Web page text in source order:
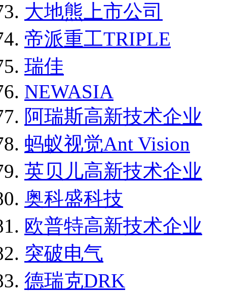
大地熊上市公司
帝派重工TRIPLE
瑞佳
NEWASIA
阿瑞斯高新技术企业
蚂蚁视觉Ant Vision
英贝儿高新技术企业
奥科盛科技
欧普特高新技术企业
突破电气
德瑞克DRK